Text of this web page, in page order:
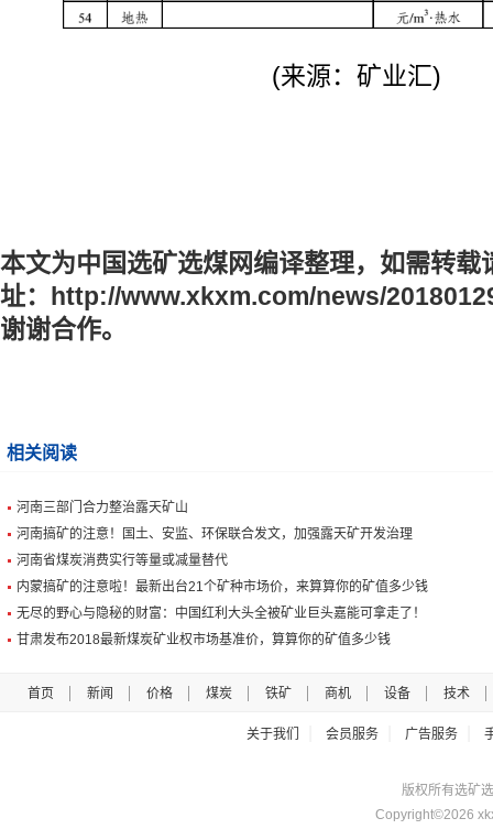
(来源：矿业汇)
本文为中国选矿选煤网编译整理，如需转载
址： http://www.xkxm.com/news/
谢谢合作。
相关阅读
河南三部门合力整治露天矿山
河南搞矿的注意！国土、安监、环保联合发文，加强露天矿开发治理
河南省煤炭消费实行等量或减量替代
内蒙搞矿的注意啦！最新出台21个矿种市场价，来算算你的矿值多少钱
无尽的野心与隐秘的财富：中国红利大头全被矿业巨头嘉能可拿走了！
甘肃发布2018最新煤炭矿业权市场基准价，算算你的矿值多少钱
首页 新闻 价格 煤炭 铁矿 商机 设备 技术
关于我们 会员服务 广告服务
版权所有选矿选
Copyright©2026